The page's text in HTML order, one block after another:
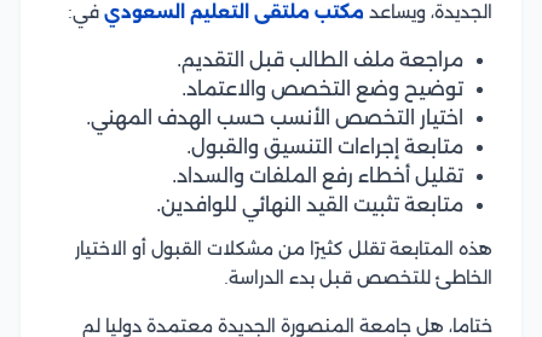
الجديدة، ويساعد مكتب ملتقى التعليم السعودي في:
مراجعة ملف الطالب قبل التقديم.
توضيح وضع التخصص والاعتماد.
اختيار التخصص الأنسب حسب الهدف المهني.
متابعة إجراءات التنسيق والقبول.
تقليل أخطاء رفع الملفات والسداد.
متابعة تثبيت القيد النهائي للوافدين.
هذه المتابعة تقلل كثيرًا من مشكلات القبول أو الاختيار
الخاطئ للتخصص قبل بدء الدراسة.
ختاما، هل جامعة المنصورة الجديدة معتمدة دوليا لم